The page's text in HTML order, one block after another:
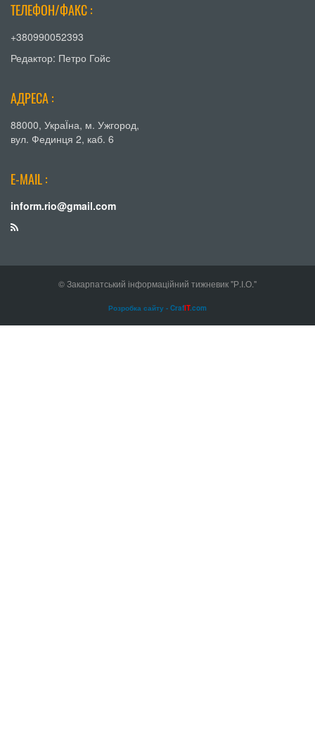
ТЕЛЕФОН/ФАКС :
+380990052393
Редактор: Петро Гойс
АДРЕСА :
88000, УкраЇна, м. Ужгород,
вул. Фединця 2, каб. 6
E-MAIL :
inform.rio@gmail.com
© Закарпатський інформаційний тижневик "Р.І.О."
Розробка сайту - CrafIT.com